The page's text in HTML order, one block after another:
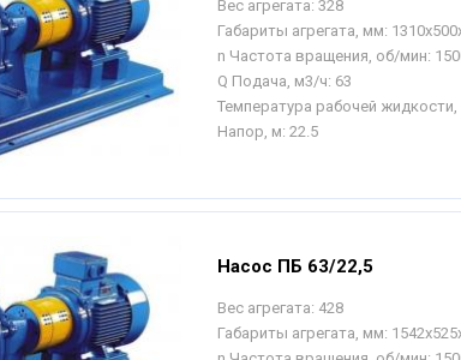
Вес агрегата: 328
Габариты агрегата, мм:
n Частота вращения, об/мин:
Q Подача, м3/ч: 63
Температура рабочей жидкости,
Напор, м: 22.5
Насос ПБ 63/22,5
Вес агрегата: 428
Габариты агрегата, мм: